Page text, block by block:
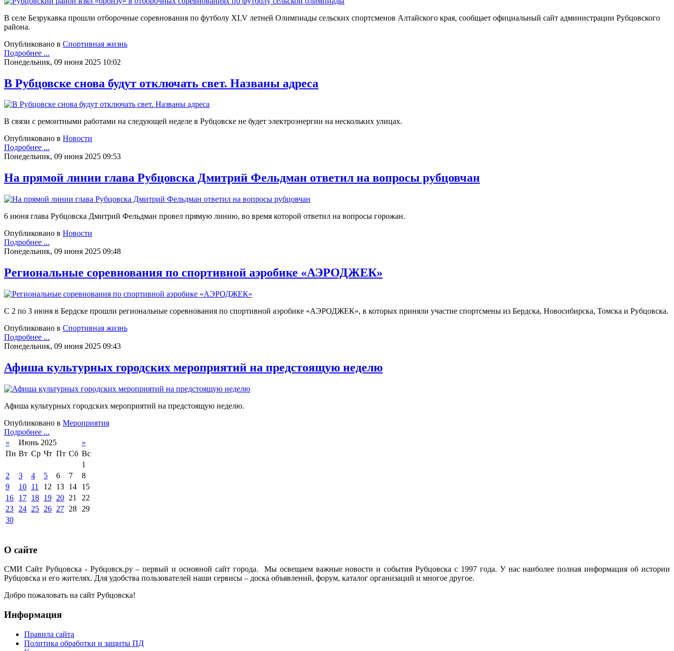
В селе Безрукавка прошли отборочные соревнования по футболу XLV летней Олимпиады сельских спортсменов Алтайского края, сообщает официальный сайт администрации Рубцовского
района.
Опубликовано в Спортивная жизнь
Подробнее ...
Понедельник, 09 июня 2025 10:02
В Рубцовске снова будут отключать свет. Названы адреса
В связи с ремонтными работами на следующей неделе в Рубцовске не будет электроэнергии на нескольких улицах.
Опубликовано в Новости
Подробнее ...
Понедельник, 09 июня 2025 09:53
На прямой линии глава Рубцовска Дмитрий Фельдман ответил на вопросы рубцовчан
6 июня глава Рубцовска Дмитрий Фельдман провел прямую линию, во время которой ответил на вопросы горожан.
Опубликовано в Новости
Подробнее ...
Понедельник, 09 июня 2025 09:48
Региональные соревнования по спортивной аэробике «АЭРОДЖЕК»
С 2 по 3 июня в Бердске прошли региональные соревнования по спортивной аэробике «АЭРОДЖЕК», в которых приняли участие спортсмены из Бердска, Новосибирска, Томска и Рубцовска.
Опубликовано в Спортивная жизнь
Подробнее ...
Понедельник, 09 июня 2025 09:43
Афиша культурных городских мероприятий на предстоящую неделю
Афиша культурных городских мероприятий на предстоящую неделю.
Опубликовано в Мероприятия
Подробнее ...
«
Июнь 2025
»
Пн Вт Ср Чт Пт Сб Вс
1
2
3 4 5 6 7
8
9
10 11 12 13 14
15
16
17 18 19 20 21
22
23
24 25 26 27 28
29
30
О сайте
СМИ Сайт Рубцовска - Рубцовск.ру – первый и основной сайт города. Мы освещаем важные новости и события Рубцовска с 1997 года. У нас наиболее полная информация об истории
Рубцовска и его жителях. Для удобства пользователей наши сервисы – доска объявлений, форум, каталог организаций и многое другое.
Добро пожаловать на сайт Рубцовска!
Информация
Правила сайта
Политика обработки и защиты ПД